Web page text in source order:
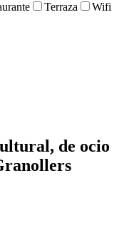
Terraza
Wifi
de ocio